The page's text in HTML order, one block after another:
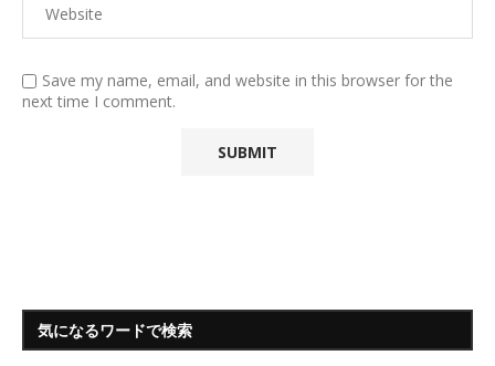
Save my name, email, and website in this browser for the
next time I comment.
気になるワードで検索